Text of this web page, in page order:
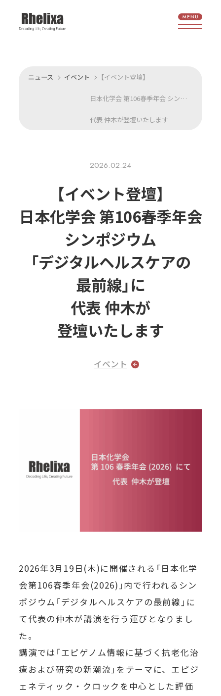
ニュース イベント 【イベント登壇】
日本化学会 第106春季年会 シンポジウム「デジタルヘルスケアの最前線」に
代表 仲木が登壇いたします
2026.02.24
【イベント登壇】
日本化学会 第106春季年会
シンポジウム
「デジタルヘルスケアの
最前線」に
代表 仲木が
登壇いたします
イベント
2026年3月19日(木)に開催される「日本化学
会第106春季年会(2026)」内で行われるシン
ポジウム「デジタルヘルスケアの最前線」に
て代表の仲木が講演を行う運びとなりまし
た。
講演では「エピゲノム情報に基づく抗老化治
療および研究の新潮流」をテーマに、エピジ
ェネティック・クロックを中心とした評価